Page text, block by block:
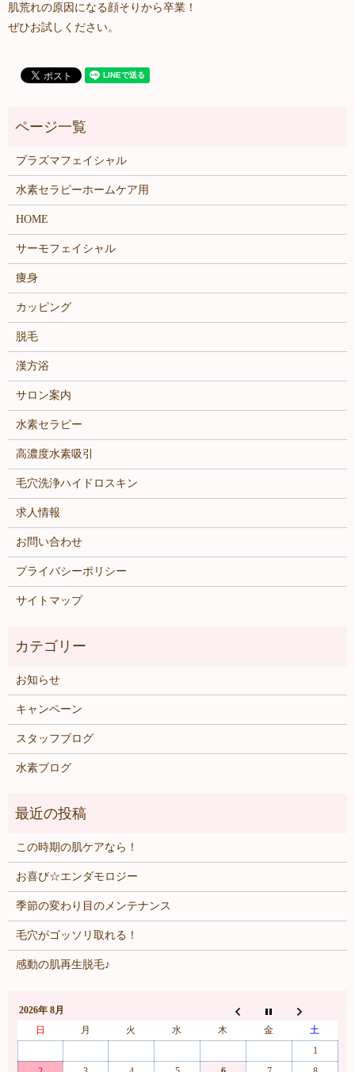
肌荒れの原因になる顔そりから卒業！
ぜひお試しください。
プラズマフェイシャル
水素セラピーホームケア用
HOME
サーモフェイシャル
痩身
カッピング
脱毛
漢方浴
サロン案内
水素セラピー
高濃度水素吸引
毛穴洗浄ハイドロスキン
求人情報
お問い合わせ
プライバシーポリシー
サイトマップ
お知らせ
キャンペーン
スタッフブログ
水素ブログ
この時期の肌ケアなら！
お喜び☆エンダモロジー
季節の変わり目のメンテナンス
毛穴がゴッソリ取れる！
感動の肌再生脱毛♪
2026年 8月
日
月 火 水 木 金
土
1